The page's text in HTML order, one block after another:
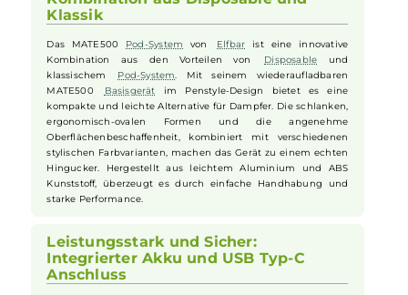
Elfbar - MATE500 Basisgerät
MATE500 Pod-System von Elfbar: Die
Kombination aus Disposable und
Klassik
Das MATE500Pod-Systemvon Elfbarist eine innovative
Kombination aus den Vorteilen von Disposable
klassischem Pod-System
kompakte und leichte Alternative für Dampfer. Die schlanken,
ergonomisch-ovalen Formen und die angenehme
Oberflächenbeschaffenheit, kombiniert mit verschiedenen